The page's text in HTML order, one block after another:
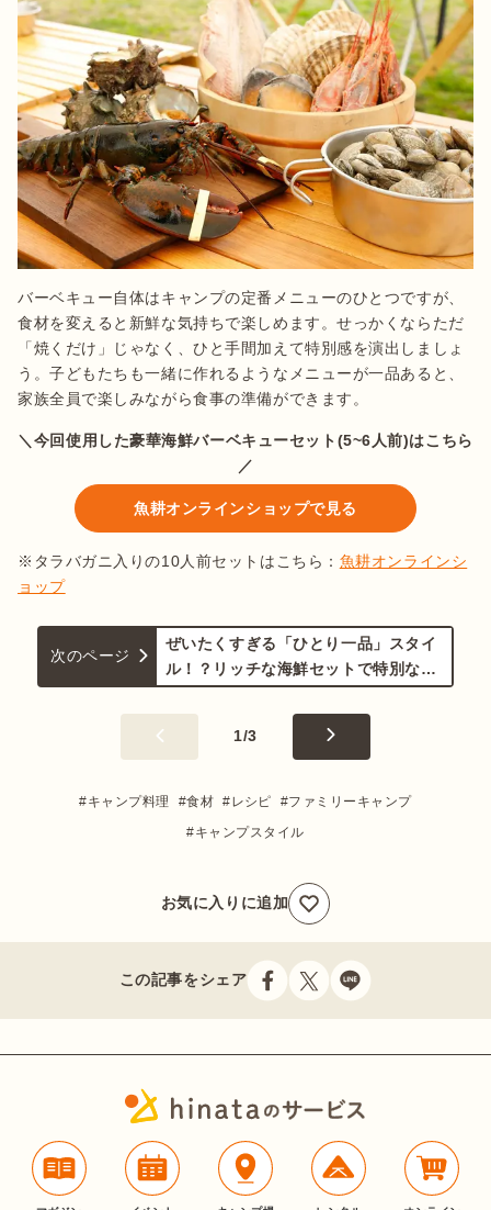
バーベキュー自体はキャンプの定番メニューのひとつですが、
食材を変えると新鮮な気持ちで楽しめます。せっかくならただ
「焼くだけ」じゃなく、ひと手間加えて特別感を演出しましょ
う。子どもたちも一緒に作れるようなメニューが一品あると、
家族全員で楽しみながら食事の準備ができます。
＼今回使用した豪華海鮮バーベキューセット(5~6人前)はこちら
／
魚耕オンラインショップで見る
※タラバガニ入りの10人前セットはこちら： 魚耕オンラインシ
ョップ
次のページ
ぜいたくすぎる「ひとり一品」スタイ
ル！？リッチな海鮮セットで特別な思
1/3
キャンプ料理 食材 レシピ
ファミリーキャンプ
キャンプスタイル
お気に入りに追加
この記事をシェア